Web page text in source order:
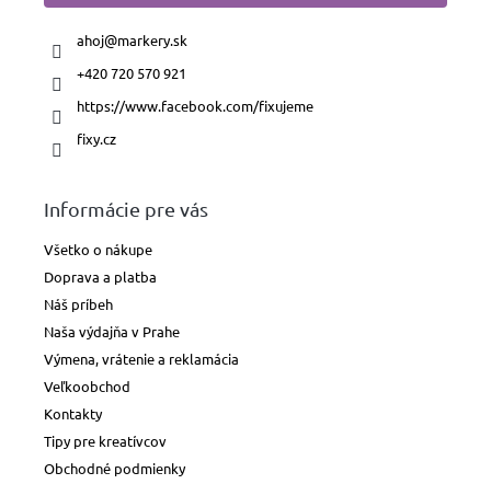
ahoj@markery.sk
+420 720 570 921
https://www.facebook.com/fixujeme
fixy.cz
Informácie pre vás
Všetko o nákupe
Doprava a platba
Náš príbeh
Naša výdajňa v Prahe
Výmena, vrátenie a reklamácia
Veľkoobchod
Kontakty
Tipy pre kreatívcov
Obchodné podmienky